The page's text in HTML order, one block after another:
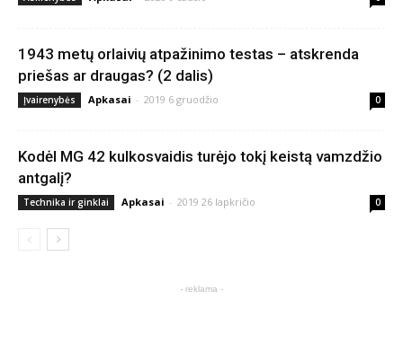
1943 metų orlaivių atpažinimo testas – atskrenda
priešas ar draugas? (2 dalis)
Įvairenybės Apkasai - 2019 6 gruodžio 0
Kodėl MG 42 kulkosvaidis turėjo tokį keistą vamzdžio
antgalį?
Technika ir ginklai Apkasai - 2019 26 lapkričio 0
- reklama -